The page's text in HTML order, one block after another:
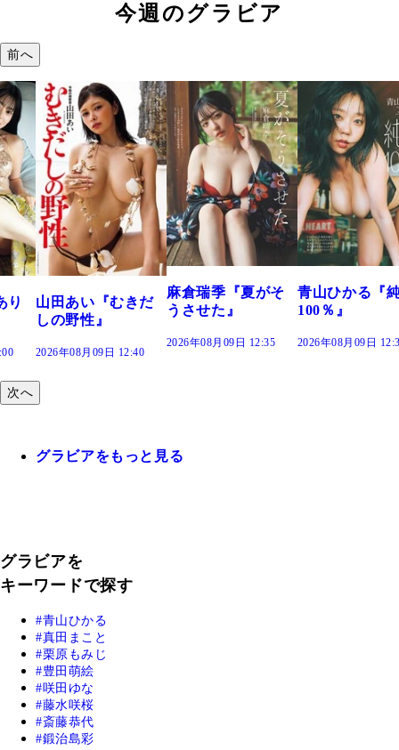
今週のグラビア
前へ
だ
麻倉瑞季『夏がそ
うさせた』
青山ひかる『純度
100％』
2026年08月09日 12:30
溝端 葵『もう
つの、あおい
で。』
2026年08月09日
次へ
グラビアをもっと見る
グラビアを
キーワードで探す
青山ひかる
真田まこと
栗原もみじ
豊田萌絵
咲田ゆな
藤水咲桜
斎藤恭代
鍛治島彩